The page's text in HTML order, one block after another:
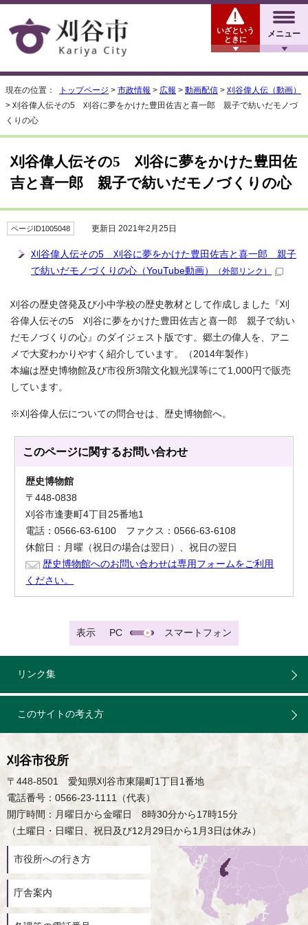
メニュー
いざという
ときに
現在の位置： トップページ > 市政情報 > 広報 > 動画配信 > 刈谷偉人伝（動画）
> 刈谷偉人伝その5 刈谷に夢をかけた豊田佐吉と喜一郎 親子で紡いだモノづ
くりの心
刈谷偉人伝その5 刈谷に夢をかけた豊田佐
吉と喜一郎 親子で紡いだモノづくりの心
ページID1005048 更新日 2021年2月25日
刈谷偉人伝その5 刈谷に夢をかけた豊田佐吉と喜一郎 親子
で紡いだモノづくりの心（YouTube動画）
（外部リンク）
刈谷の歴史啓発及び小中学校の歴史教材として作成しました『刈
谷偉人伝その5 刈谷に夢をかけた豊田佐吉と喜一郎 親子で紡い
だモノづくりの心』のダイジェスト版です。郷土の偉人を、アニ
メで大変わかりやすく紹介しています。（2014年製作）
本編は歴史博物館及び市役所3階文化観光課等にて1,000円で販売
しています。
※刈谷偉人伝についての問合せは、歴史博物館へ。
このページに関するお問い合わせ
歴史博物館
〒448-0838
刈谷市逢妻町4丁目25番地1
電話：0566-63-6100 ファクス：0566-63-6108
休館日：月曜（祝日の場合は翌日）、祝日の翌日
歴史博物館へのお問い合わせは専用フォームをご利用
ください。
表示 PC スマートフォン
リンク集
このサイトの考え方
刈谷市役所
〒448-8501 愛知県刈谷市東陽町1丁目1番地
電話番号：0566-23-1111（代表）
開庁時間：月曜日から金曜日 8時30分から17時15分
（土曜日・日曜日、祝日及び12月29日から1月3日は休み）
市役所への行き方
庁舎案内